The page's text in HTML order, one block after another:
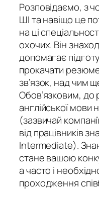
Розповідаємо, з
ШІ та навіщо це
на ці
охочих. Він
допомагає
прокачати
зв’язок, над чим
Обов’язковим, до
англійської мови
(зазвичай
від працівників
Intermediate).
стане вашою
а часто і
проходження